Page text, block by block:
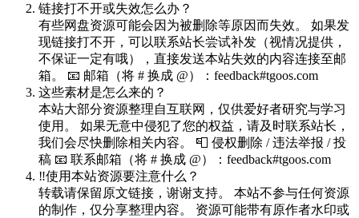
链接打不开或失效怎么办？
有些网盘资源可能会因为被删除等原因而失效。 如果发
现链接打不开，可以联系站长尝试补发（视情况提供，
不保证一定有哦），直接发送本站失效的内容连接至邮
箱。 📧 邮箱（将 # 换成 @）：feedback#tgoos.com
这些素材是怎么来的？
本站大部分资源整理自互联网，仅供爱好者研究与学习
使用。 如果无意中侵犯了您的权益，请及时联系站长，
我们会尽快删除相关内容。 📮 侵权删除 / 违法举报 / 投
稿 📧 联系邮箱（将 # 换成 @）：feedback#tgoos.com
‼️使用本站资源要注意什么？
转载请保留原文链接，谢谢支持。 本站不参与任何资源
的制作，仅分享整理内容。 资源可能带有原作者水印或